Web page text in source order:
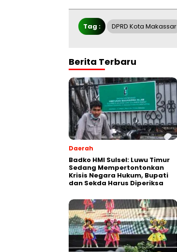
Tag : DPRD Kota Makassar
Berita Terbaru
Daerah
Badko HMI Sulsel: Luwu Timur
Sedang Mempertontonkan
Krisis Negara Hukum, Bupati
dan Sekda Harus Diperiksa